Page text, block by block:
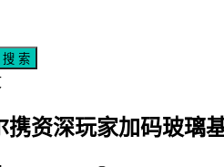
搜 索
携资深玩家加码玻璃